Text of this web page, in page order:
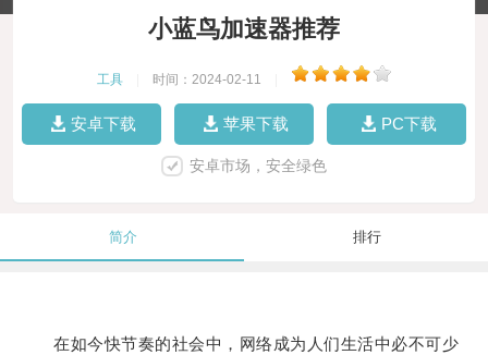
小蓝鸟加速器推荐
工具 时间：2024-02-11
安卓下载 苹果下载 PC下载
安卓市场，安全绿色
简介 排行
在如今快节奏的社会中，网络成为人们生活中必不可少